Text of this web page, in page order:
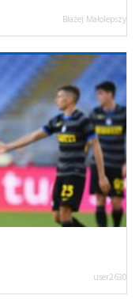
Błażej Małolepszy
user2630